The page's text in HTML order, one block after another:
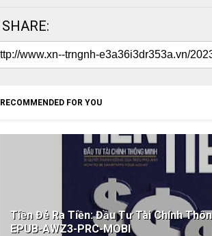
SHARE:
RECOMMENDED FOR YOU
Tiền Đẻ Ra Tiền: Đầu Tư Tài Chính
EPUB-AWZ3-PRC-MOBI